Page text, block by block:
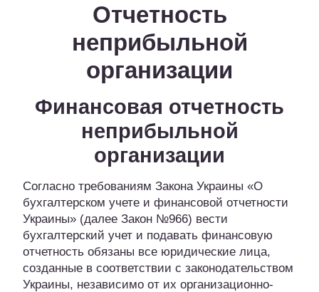
Отчетность
неприбыльной
организации
Финансовая отчетность
неприбыльной
организации
Согласно требованиям Закона Украины «О
бухгалтерском учете и финансовой отчетности
Украины» (далее Закон №966) вести
бухгалтерский учет и подавать финансовую
отчетность обязаны все юридические лица,
созданные в соответствии с законодательством
Украины, независимо от их организационно-